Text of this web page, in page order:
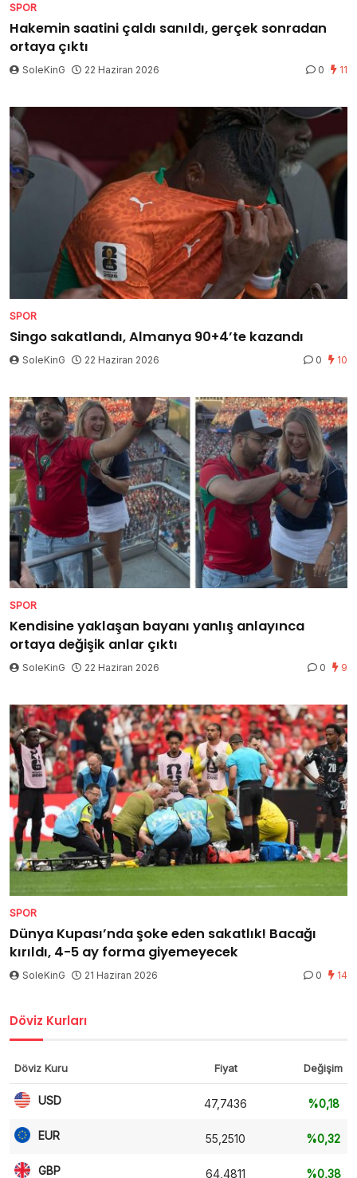
SPOR
Hakemin saatini çaldı sanıldı, gerçek sonradan
ortaya çıktı
SoleKinG 22 Haziran 2026 0 11
SPOR
Singo sakatlandı, Almanya 90+4’te kazandı
SoleKinG 22 Haziran 2026 0 10
SPOR
Kendisine yaklaşan bayanı yanlış anlayınca
ortaya değişik anlar çıktı
SoleKinG 22 Haziran 2026 0 9
SPOR
Dünya Kupası’nda şoke eden sakatlık! Bacağı
kırıldı, 4-5 ay forma giyemeyecek
SoleKinG 21 Haziran 2026 0 14
Döviz Kurları
Döviz Kuru Fiyat Değişim
USD 47,7436 %0,18
EUR 55,2510 %0,32
GBP 64,4811 %0,38